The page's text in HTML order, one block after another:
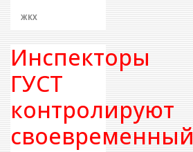
ЖКХ
Инспекторы
ГУСТ
контролируют
своевременный